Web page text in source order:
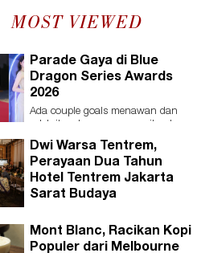
MOST VIEWED
Parade Gaya di Blue
Dragon Series Awards
2026
Ada couple goals menawan dan
selebritas dengan penampilan baru.
Dwi Warsa Tentrem,
Perayaan Dua Tahun
Hotel Tentrem Jakarta
Sarat Budaya
Mont Blanc, Racikan Kopi
Populer dari Melbourne